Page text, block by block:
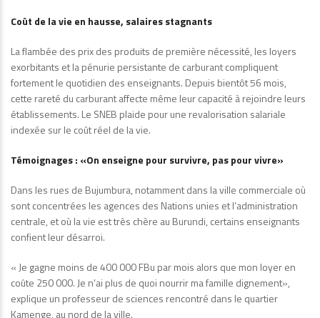
Coût de la vie en hausse, salaires stagnants
La flambée des prix des produits de première nécessité, les loyers
exorbitants et la pénurie persistante de carburant compliquent
fortement le quotidien des enseignants. Depuis bientôt 56 mois,
cette rareté du carburant affecte même leur capacité à rejoindre leurs
établissements. Le SNEB plaide pour une revalorisation salariale
indexée sur le coût réel de la vie.
Témoignages : «On enseigne pour survivre, pas pour vivre»
Dans les rues de Bujumbura, notamment dans la ville commerciale où
sont concentrées les agences des Nations unies et l’administration
centrale, et où la vie est très chère au Burundi, certains enseignants
confient leur désarroi.
« Je gagne moins de 400 000 FBu par mois alors que mon loyer en
coûte 250 000. Je n’ai plus de quoi nourrir ma famille dignement»,
explique un professeur de sciences rencontré dans le quartier
Kamenge, au nord de la ville.